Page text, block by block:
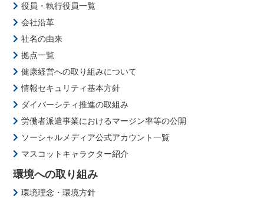
役員・執行役員一覧
会社沿革
社名の由来
拠点一覧
健康経営への取り組みについて
情報セキュリティ基本方針
ダイバーシティ推進の取組み
労働者派遣事業におけるマージン率等の公開
ソーシャルメディア公式アカウント一覧
マスコットキャラクター紹介
環境への取り組み
環境理念・環境方針